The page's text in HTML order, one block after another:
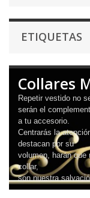
ETIQUETAS
Collares
Repetir vestido no
serán el
a tu accesorio.
Centrarás la
destacan por su
volumen, harán
collar,
son nuestra